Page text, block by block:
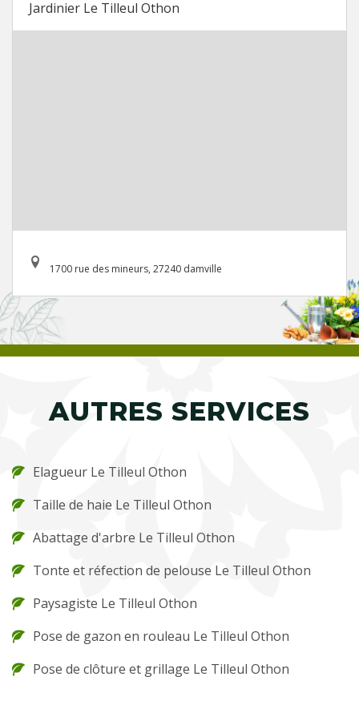
Jardinier Le Tilleul Othon
1700 rue des mineurs, 27240 damville
AUTRES SERVICES
Elagueur Le Tilleul Othon
Taille de haie Le Tilleul Othon
Abattage d'arbre Le Tilleul Othon
Tonte et réfection de pelouse Le Tilleul Othon
Paysagiste Le Tilleul Othon
Pose de gazon en rouleau Le Tilleul Othon
Pose de clôture et grillage Le Tilleul Othon